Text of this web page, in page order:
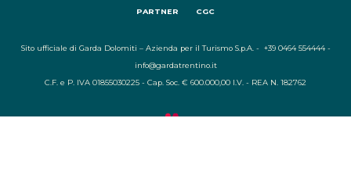
PARTNER CGC
Sito ufficiale di Garda Dolomiti – Azienda per il Turismo S.p.A. - +39 0464 554444 -
info@gardatrentino.it
C.F. e P. IVA 01855030225 - Cap. Soc. € 600.000,00 I.V. - REA N. 182762